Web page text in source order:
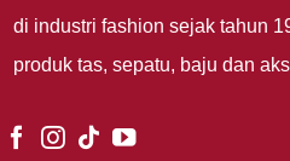
di industri fashion sejak tahun
produk tas, sepatu, baju dan